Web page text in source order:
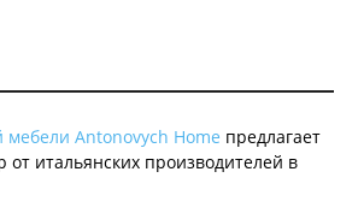
мебели Antonovych Home предлагает
от итальянских производителей в